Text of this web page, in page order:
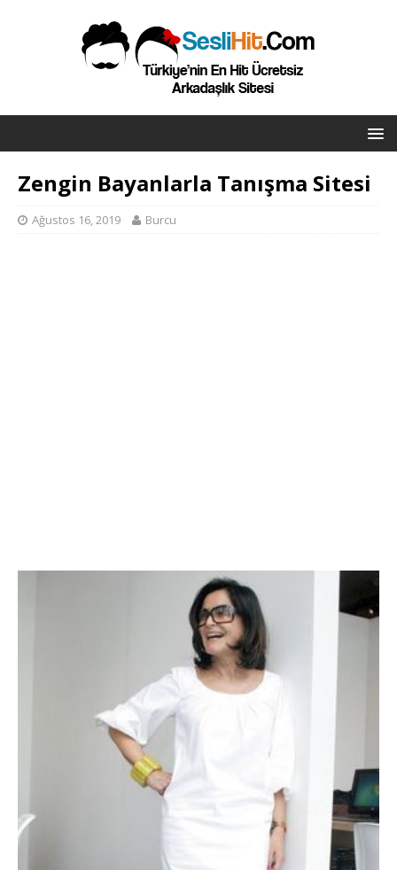
Zengin Bayanlarla Tanışma Sitesi
Ağustos 16, 2019 Burcu